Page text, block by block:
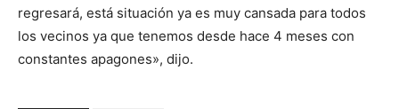
regresará, está situación ya es muy cansada para todos
los vecinos ya que tenemos desde hace 4 meses con
constantes apagones», dijo.